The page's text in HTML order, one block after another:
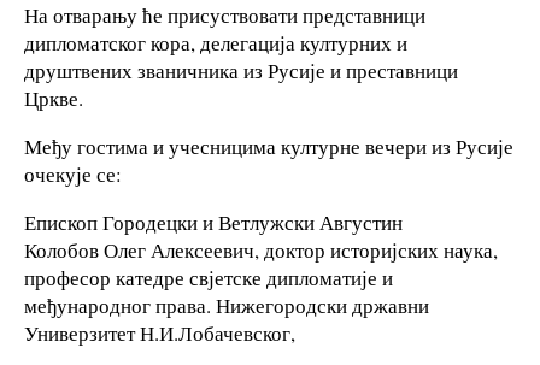
На отварању ће присуствовати представници
дипломатског кора, делегација културних и
друштвених званичника из Русије и преставници
Цркве.
Међу гостима и учесницима културне вечери из Русије
очекује се:
Епископ Городецки и Ветлужски Августин
Колобов Олег Алексеевич, доктор историјских наука,
професор катедре свјетске дипломатије и
међународног права. Нижегородски државни
Универзитет Н.И.Лобачевског,